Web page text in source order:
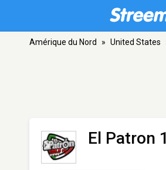
Amérique du Nord » United States
El Patron